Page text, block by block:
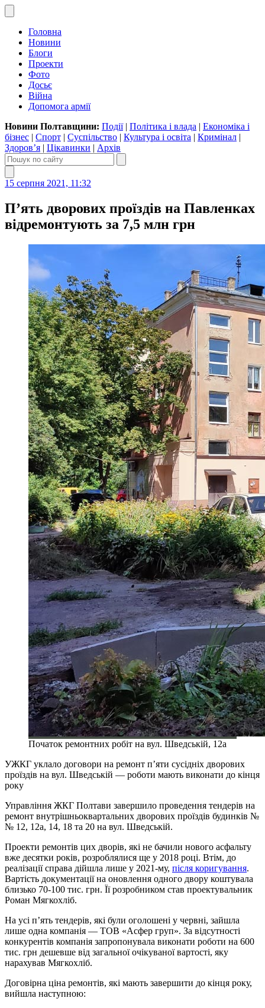
Головна
Новини
Блоги
Проекти
Фото
Досьє
Війна
Допомога армії
Новини Полтавщини: Події| Політика і влада | Економіка і
бізнес | Спорт | Суспільство | Культура і освіта | Кримінал |
Здоров’я | Цікавинки | Архів
15 серпня 2021, 11:32
П’ять дворових проїздів на Павленках
відремонтують за 7,5 млн грн
Початок ремонтних робіт на вул. Шведській, 12а
УЖКГ уклало договори на ремонт п’яти сусідніх дворових
проїздів на вул. Шведській — роботи мають виконати до кінця
року
Управління ЖКГ Полтави завершило проведення тендерів на
ремонт внутрішньоквартальних дворових проїздів будинків №
№ 12, 12а, 14, 18 та 20 на вул. Шведській.
Проекти ремонтів цих дворів, які не бачили нового асфальту
вже десятки років, розроблялися ще у 2018 році. Втім, до
реалізації справа дійшла лише у 2021-му, після коригування.
Вартість документації на оновлення одного двору коштувала
близько 70-100 тис. грн. Її розробником став проектувальник
Роман Мягкохліб.
На усі п’ять тендерів, які були оголошені у червні, зайшла
лише одна компанія — ТОВ «Асфер груп». За відсутності
конкурентів компанія запропонувала виконати роботи на 600
тис. грн дешевше від загальної очікуваної вартості, яку
нарахував Мягкохліб.
Договірна ціна ремонтів, які мають завершити до кінця року,
вийшла наступною: